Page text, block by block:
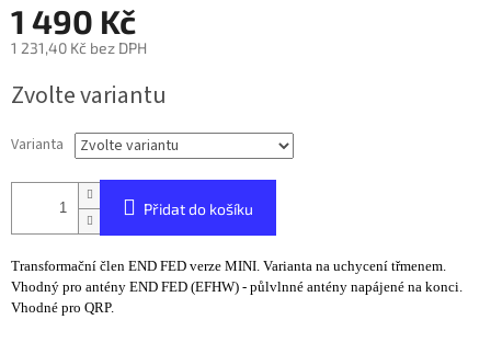
1 490 Kč
1 231,40 Kč bez DPH
cena:
Zvolte variantu
Varianta
Přidat do košíku
Transformační člen END FED verze MINI. Varianta na uchycení třmenem.
Vhodný pro antény END FED (EFHW) - půlvlnné antény napájené na konci.
Vhodné pro QRP.